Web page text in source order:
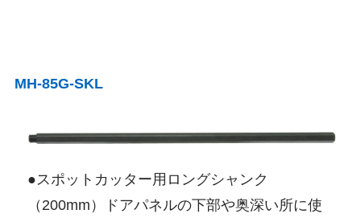
MH-85G-SKL
●スポットカッター用ロングシャンク
（200mm）ドアパネルの下部や奥深い所に使